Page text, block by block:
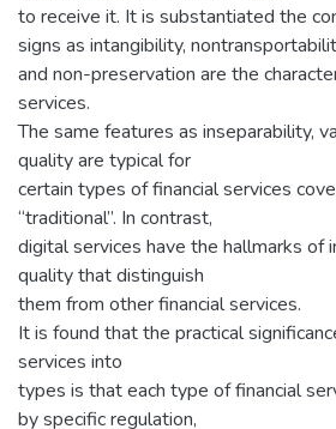
to receive it. It is substantiated the
signs as intangibility,
and non-preservation are the
services.
The same features as inseparability,
quality are typical for
certain types of financial services
“traditional”. In contrast,
digital services have the hallmarks of
quality that distinguish
them from other financial services.
It is found that the practical
services into
types is that each type of financial
by specific regulation,